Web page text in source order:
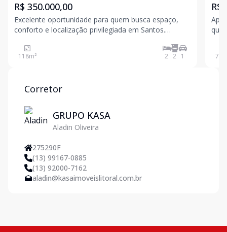
R$ 350.000,00
Excelente oportunidade para quem busca espaço,
conforto e localização privilegiada em Santos.
dormitórios amplos Sala ampla para dois ou mais
ambientes Sacada Cozinha com armários 2
118m² 2 2 1
R$
75
Corretor
GRUPO KASA
Aladin Oliveira
275290F
(13) 99167-0885
(13) 92000-7162
aladin@kasaimoveislitoral.com.br